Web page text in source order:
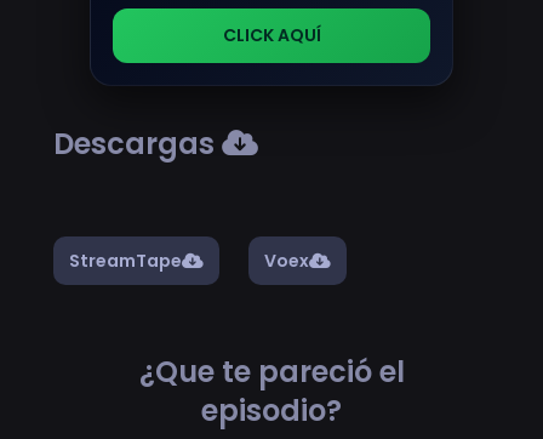
CLICK AQUÍ
Descargas
StreamTape Voex
¿Que te pareció el
episodio?